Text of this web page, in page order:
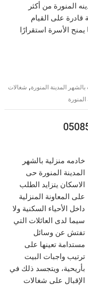
المنورة من أكثر
على القيام
الأسرة استقرارًا
المدينة المنورة, شغالات
خادمه منزلية بالشهر
المدينة المنورة حى
الاسكان يتزايد الطلب
على المعاونة المنزلية
داخل الأحياء السكنية ولا
سيما لدى العائلات التي
تفتش عن وسائل
مستدامة تعينها على
ترتيب واجبات البيت
بأريحية، ويتجسد ذلك في
الإقبال على شغالات